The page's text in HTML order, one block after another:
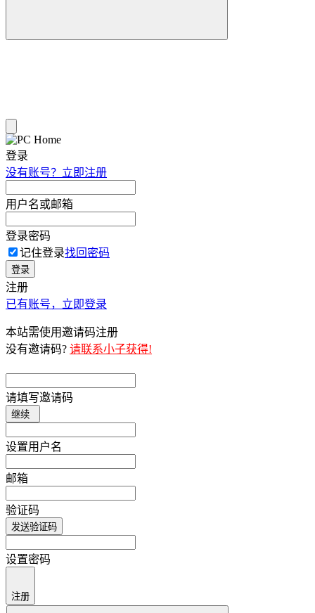
登录
没有账号？立即注册
用户名或邮箱
登录密码
记住登录找回密码
登录
注册
已有账号，立即登录
本站需使用邀请码注册
没有邀请码? 请联系小子获得!
请填写邀请码
继续
设置用户名
邮箱
验证码
发送验证码
设置密码
注册